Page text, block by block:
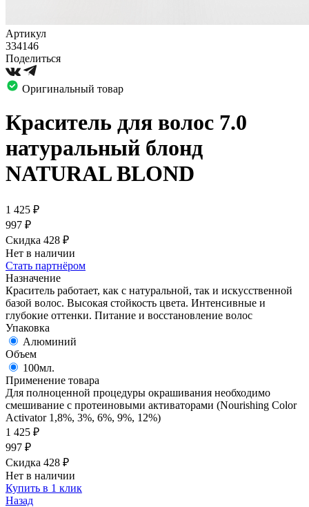
Артикул
334146
Поделиться
Оригинальный товар
Краситель для волос 7.0
натуральный блонд
NATURAL BLOND
1 425 ₽
997 ₽
Скидка 428 ₽
Нет в наличии
Стать партнёром
Назначение
Краситель работает, как с натуральной, так и искусственной
базой волос. Высокая стойкость цвета. Интенсивные и
глубокие оттенки. Питание и восстановление волос
Упаковка
Алюминий
Объем
100мл.
Применение товара
Для полноценной процедуры окрашивания необходимо
смешивание с протеиновыми активаторами (Nourishing Color
Activator 1,8%, 3%, 6%, 9%, 12%)
1 425 ₽
997 ₽
Скидка 428 ₽
Нет в наличии
Купить в 1 клик
Назад